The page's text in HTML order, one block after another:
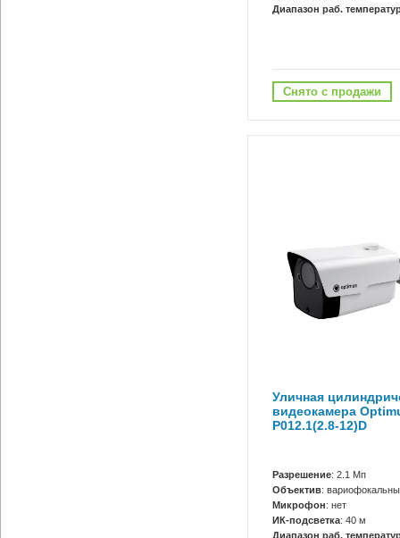
Диапазон раб.
Снято с продажи
Уличная
видеокамера
P012.1(2.8-12)D
Разрешение: 2.1 Мп
Объектив:
Микрофон: нет
ИК-подсветка: 40 м
Диапазон раб.